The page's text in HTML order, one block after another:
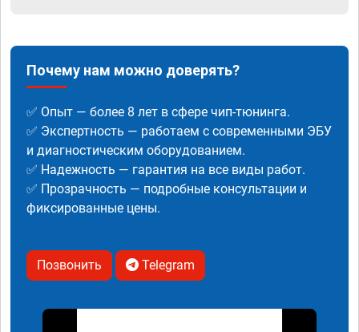
Почему нам можно доверять?
✅ Опыт — более 8 лет в сфере чип-тюнинга.
✅ Экспертность — работаем с современными ЭБУ
и диагностическим оборудованием.
✅ Надежность — гарантия на все виды работ.
✅ Прозрачность — подробные консультации и
фиксированные цены.
Позвонить Telegram